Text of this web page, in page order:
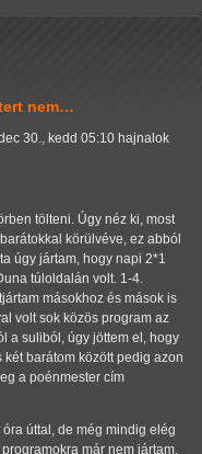
nem…
30., kedd 05:10 hajnalok
tölteni. Úgy néz ki, most
körülvéve, ez abból
úgy jártam, hogy napi 2*1
túloldalán volt. 1-4.
másokhoz és mások is
volt sok közös program az
a suliból, úgy jöttem el, hogy
barátom között pedig azon
a poénmester cím
úttal, de még mindig elég
már nem jártam,